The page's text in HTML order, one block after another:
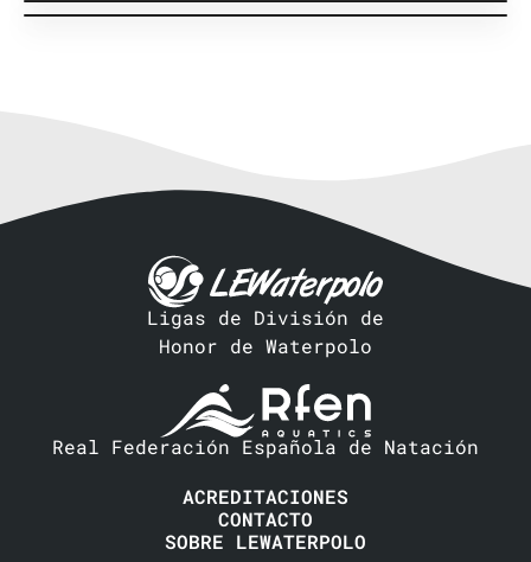
Ligas de División de
Honor de Waterpolo
Real Federación Española de Natación
ACREDITACIONES
CONTACTO
SOBRE LEWATERPOLO